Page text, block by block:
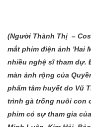
(Người Thành Thị –
mắt phim điện ảnh 'Hai
nhiều nghệ sĩ tham dự.
màn ảnh rộng của
phẩm tâm huyết do Vũ
trình gà trống nuôi con
phim có sự tham gia